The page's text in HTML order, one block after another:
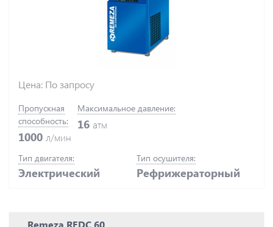
Цена: По запросу
Пропускная
способность:
1000 л/мин
Максимальное давление:
16 атм
Тип двигателя:
Электрический
Тип осушителя:
Рефрижераторный
Remeza REDC 60